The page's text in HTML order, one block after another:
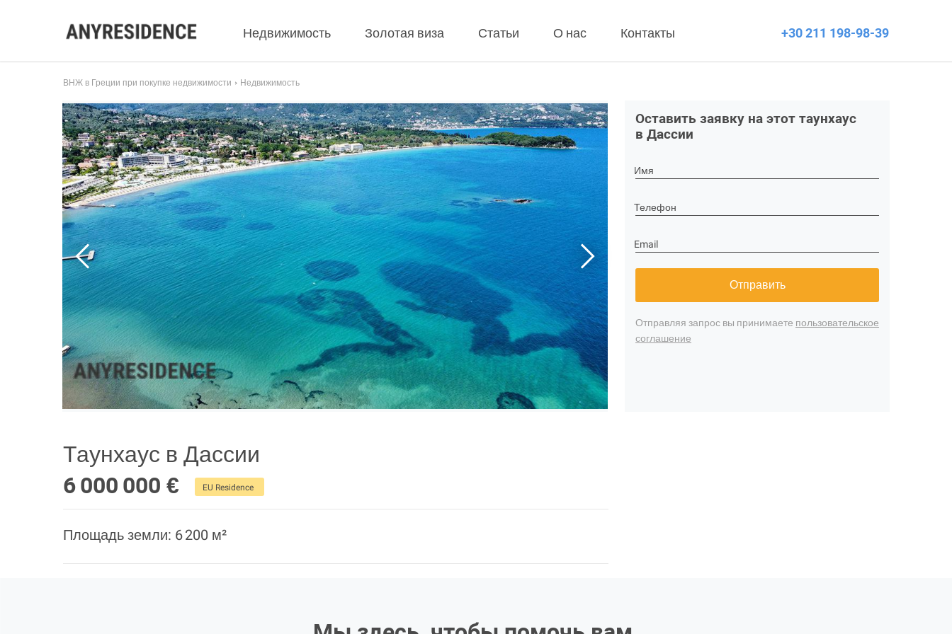
Недвижимость Золотая виза Статьи О нас Контакты +30 211 198-98-39
ВНЖ в Греции при покупке недвижимости Недвижимость
Оставить заявку на этот таунхаус
в Дассии
Имя
Телефон
Email
Отправить
Отправляя запрос вы принимаете пользовательское
соглашение
Таунхаус в Дассии
6 000 000 €
EU Residence
Площадь земли: 6 200 м²